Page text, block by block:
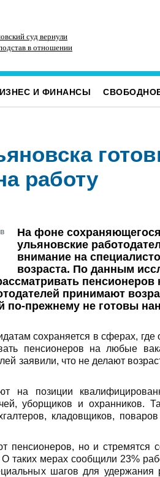
суд вернули
в отношении
И ФИНАНСЫ
работу
На фоне
ульяновские
внимание на
возраста. По данным
пенсионеров
принимают
по-прежнему не готовы
сохраняется в сферах,
пенсионеров на любые
заявили, что не делают
на позиции
уборщиков и охранников.
кладовщиков,
пенсионеров, но и стремятся
таких мерах сообщили 23%
шагов для